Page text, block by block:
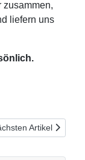
zusammen,
liefern uns
Tonnen –
Beitrag:Artikel